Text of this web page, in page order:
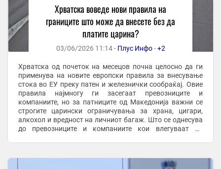
Хрватска воведе нови правила на
границите што може да внесете без да
платите царина?
03/06/2026 11:14 - Плус Инфо-+2
Хрватска од почеток на месецов почна целосно да ги
применува на новите европски правила за внесување
стока во ЕУ преку патен и железнички сообраќај. Овие
правила најмногу ги засегаат превозниците и
компаниите, но за патниците од Македонија важни се
строгите царински ограничувања за храна, цигари,
алкохол и вредност на личниот багаж. Што се однесува
до превозниците и компаниите кои влегуваат во